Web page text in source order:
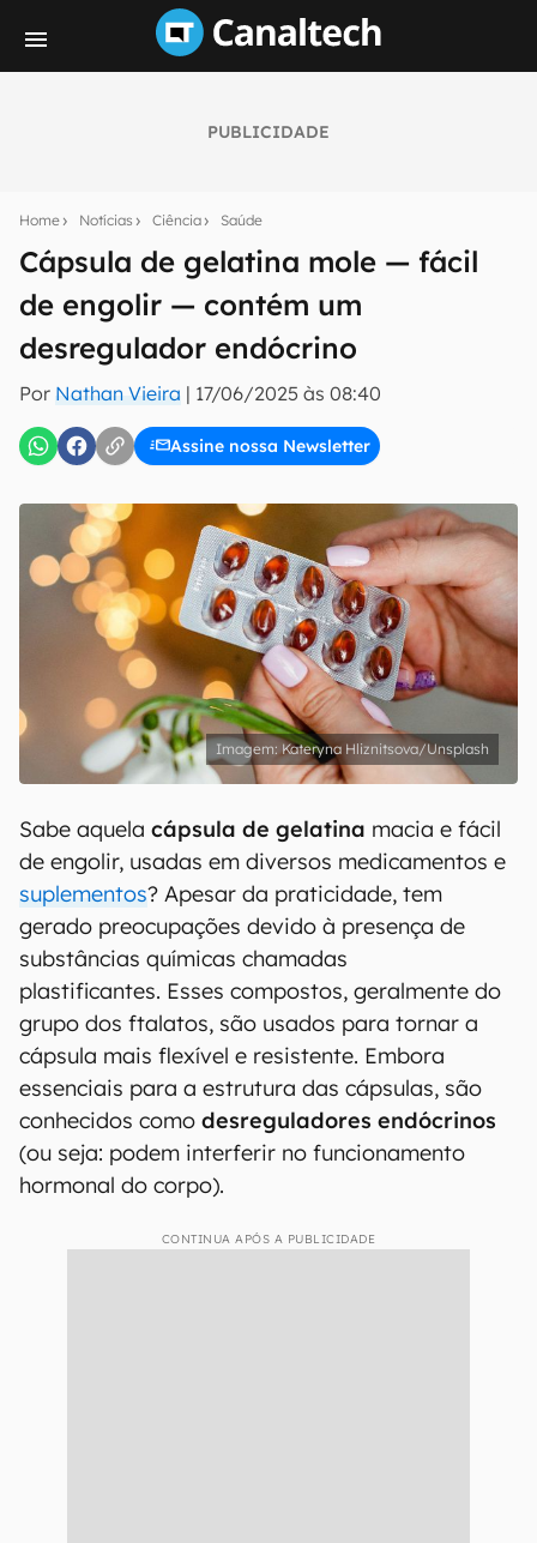
PUBLICIDADE
Home Notícias Ciência Saúde
Cápsula de gelatina mole — fácil
de engolir — contém um
desregulador endócrino
Por Nathan Vieira | 17/06/2025 às 08:40
Assine nossa Newsletter
notícias e reviews sobre tecnologia em primeira
E-mail
inscreva-se
Uso e Política de Privacidade do Canaltech.
Kateryna Hliznitsova/Unsplash
Sabe aquela cápsula de gelatina macia e fácil
de engolir, usadas em diversos medicamentos e
suplementos? Apesar da praticidade, tem
gerado preocupações devido à presença de
substâncias químicas chamadas
plastificantes. Esses compostos, geralmente do
grupo dos ftalatos, são usados para tornar a
cápsula mais flexível e resistente. Embora
essenciais para a estrutura das cápsulas, são
conhecidos como desreguladores endócrinos
(ou seja: podem interferir no funcionamento
hormonal do corpo).
CONTINUA APÓS A PUBLICIDADE